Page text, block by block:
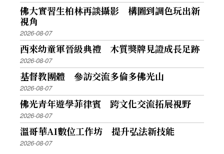
佛大實習生柏林再談攝影 構圖到調色玩出新
視角
2026-08-07
西來幼童軍晉級典禮 木質獎牌見證成長足跡
2026-08-07
基督教團體 參訪交流多倫多佛光山
2026-08-07
佛光青年遊學菲律賓 跨文化交流拓展視野
2026-08-07
溫哥華AI數位工作坊 提升弘法新技能
2026-08-07